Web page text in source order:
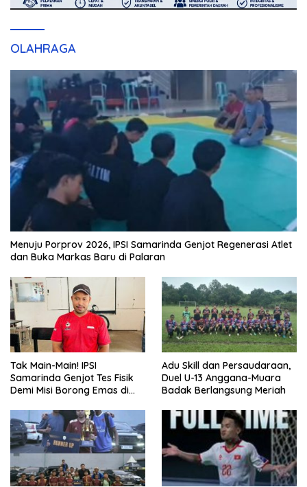
OLAHRAGA
Menuju Porprov 2026, IPSI Samarinda Genjot Regenerasi Atlet
dan Buka Markas Baru di Palaran
Tak Main-Main! IPSI
Samarinda Genjot Tes Fisik
Demi Misi Borong Emas di
Adu Skill dan Persaudaraan,
Duel U-13 Anggana-Muara
Badak Berlangsung Meriah